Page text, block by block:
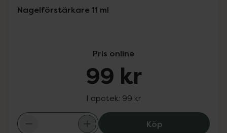
Nagelförstärkare 11 ml
Pris online
99 kr
I apotek: 99 kr
KöpIDUN Minerals